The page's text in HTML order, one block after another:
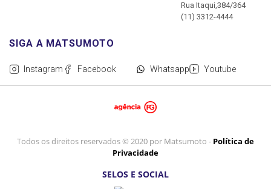
Instagram Facebook Whatsapp Youtube
Rua Itaqui,384/364
(11) 3312-4444
SELOS E SOCIAL
Todos os direitos reservados © 2020 por Matsumoto - Política de
Privacidade